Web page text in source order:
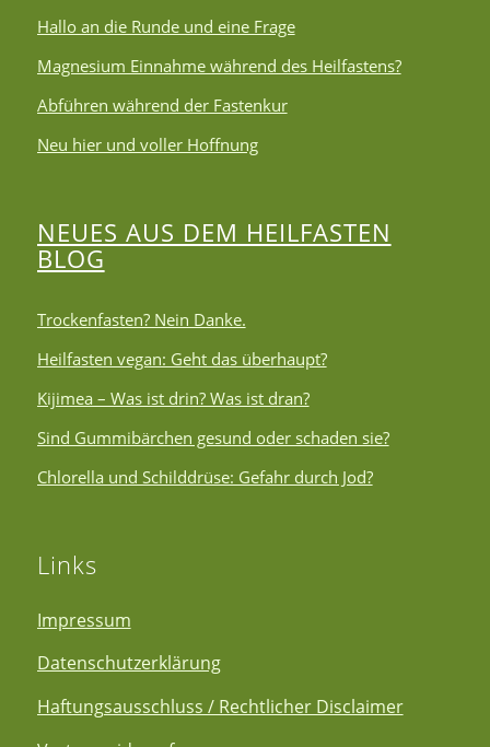
Hallo an die Runde und eine Frage
Magnesium Einnahme während des Heilfastens?
Abführen während der Fastenkur
Neu hier und voller Hoffnung
NEUES AUS DEM HEILFASTEN
BLOG
Trockenfasten? Nein Danke.
Heilfasten vegan: Geht das überhaupt?
Kijimea – Was ist drin? Was ist dran?
Sind Gummibärchen gesund oder schaden sie?
Chlorella und Schilddrüse: Gefahr durch Jod?
Links
Impressum
Datenschutzerklärung
Haftungsausschluss / Rechtlicher Disclaimer